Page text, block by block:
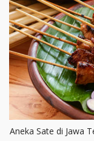
Aneka Sate di Jawa